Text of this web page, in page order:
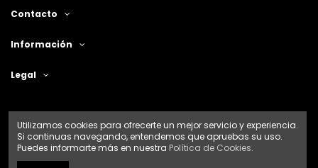
Contacto
Información
Legal
Utilizamos cookies para ofrecerte un mejor servicio y experiencia.
Si continuas navegando, entendemos que apruebas su uso.
Puedes informarte más en nuestra Política de Cookies.